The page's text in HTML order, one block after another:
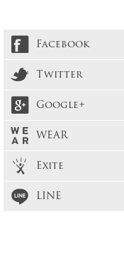
Facebook
Twitter
Google+
WEAR
Exite
LINE